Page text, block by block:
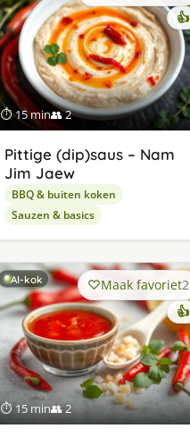
⏱ 15 min👥 2
👍
Pittige (dip)saus – Nam
Jim Jaew
BBQ & buiten koken
Sauzen & basics
AI-kok
⏱ 15 min👥 2
Maak favoriet2
👍